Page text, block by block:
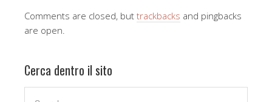
Comments are closed, but trackbacks and pingbacks
are open.
Cerca dentro il sito